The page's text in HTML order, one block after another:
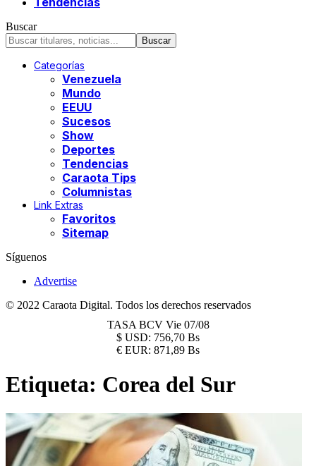
Buscar
Categorías
Venezuela
Mundo
EEUU
Sucesos
Show
Deportes
Tendencias
Caraota Tips
Columnistas
Link Extras
Favoritos
Sitemap
Síguenos
Advertise
© 2022 Caraota Digital. Todos los derechos reservados
TASA BCV Vie 07/08
$ USD: 756,70 Bs
€ EUR: 871,89 Bs
Etiqueta: Corea del Sur